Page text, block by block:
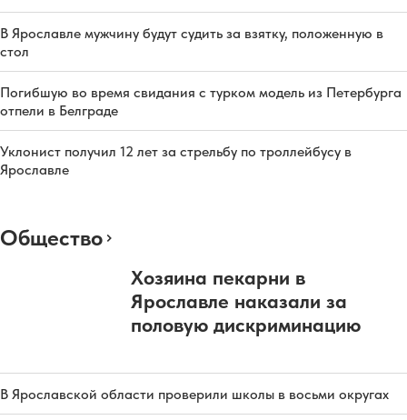
В Ярославле мужчину будут судить за взятку, положенную в
стол
Погибшую во время свидания с турком модель из Петербурга
отпели в Белграде
Уклонист получил 12 лет за стрельбу по троллейбусу в
Ярославле
Общество
Хозяина пекарни в
Ярославле наказали за
половую дискриминацию
В Ярославской области проверили школы в восьми округах